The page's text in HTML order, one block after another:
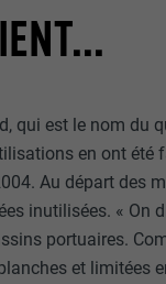
qui est le nom du
en ont été
Au départ des
inutilisées. « On
portuaires.
et limitées
votre session
Analytics
un identifiant unique
sur la manière dont
AMÉRICAINS
(services
de la publicité
ces cookies sont
ne nécessite plus de
informations relatives